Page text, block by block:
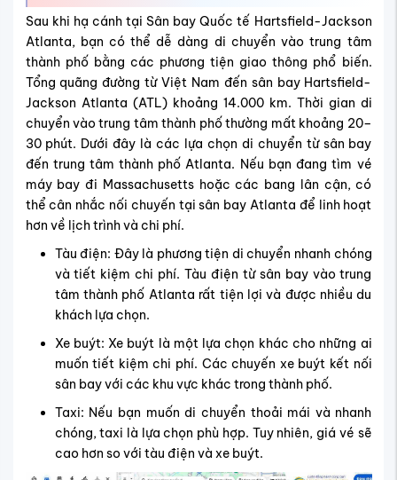
Sau khi hạ cánh tại Sân bay Quốc tế Hartsfield-Jackson
Atlanta, bạn có thể dễ dàng di chuyển vào trung tâm
thành phố bằng các phương tiện giao thông phổ biến.
Tổng quãng đường từ Việt Nam đến sân bay Hartsfield-
Jackson Atlanta (ATL) khoảng 14.000 km. Thời gian di
chuyển vào trung tâm thành phố thường mất khoảng 20–
30 phút. Dưới đây là các lựa chọn di chuyển từ sân bay
đến trung tâm thành phố Atlanta. Nếu bạn đang tìm vé
máy bay đi Massachusetts hoặc các bang lân cận, có
thể cân nhắc nối chuyến tại sân bay Atlanta để linh hoạt
hơn về lịch trình và chi phí.
Tàu điện: Đây là phương tiện di chuyển nhanh chóng
và tiết kiệm chi phí. Tàu điện từ sân bay vào trung
tâm thành phố Atlanta rất tiện lợi và được nhiều du
khách lựa chọn.
Xe buýt: Xe buýt là một lựa chọn khác cho những ai
muốn tiết kiệm chi phí. Các chuyến xe buýt kết nối
sân bay với các khu vực khác trong thành phố.
Taxi: Nếu bạn muốn di chuyển thoải mái và nhanh
chóng, taxi là lựa chọn phù hợp. Tuy nhiên, giá vé sẽ
cao hơn so với tàu điện và xe buýt.